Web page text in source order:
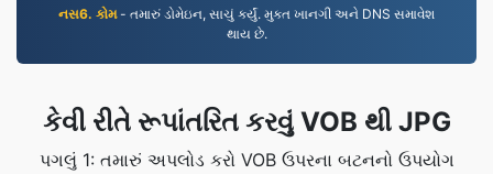
નસ6. કોમ- તમારું ડોમેઇન, સાચું કર્યું. મુક્ત ખાનગી અને DNS સમાવેશ
થાય છે.
કેવી રીતે રૂપાંતરિત કરવું VOB થી JPG
પગલું 1: તમારું અપલોડ કરો VOB ઉપરના બટનનો ઉપયોગ